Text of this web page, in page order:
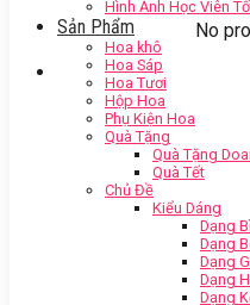
No
Hình Ảnh Học Viên
Sản Phẩm
Hoa khô
Hoa Sáp
Hoa Tươi
Hộp Hoa
Phụ Kiện Hoa
Quà Tặng
Quà Tặng
Quà Tết
Chủ Đề
Kiểu Dáng
Dạng
Dạng
Dạng
Dạng
Dạng